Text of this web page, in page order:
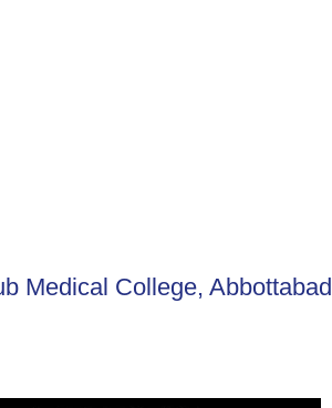
Medical College, Abbottabad